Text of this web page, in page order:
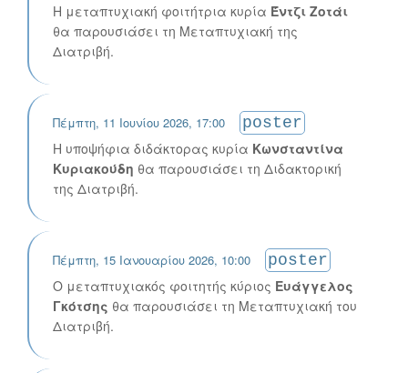
Η μεταπτυχιακή φοιτήτρια κυρία Έντζι Ζοτάι
θα παρουσιάσει τη Μεταπτυχιακή της
Διατριβή.
Πέμπτη, 11 Ιουνίου 2026, 17:00
poster
Η υποψήφια διδάκτορας κυρία Κωνσταντίνα
Κυριακούδη θα παρουσιάσει τη Διδακτορική
της Διατριβή.
Πέμπτη, 15 Ιανουαρίου 2026, 10:00
poster
Ο μεταπτυχιακός φοιτητής κύριος Ευάγγελος
Γκότσης θα παρουσιάσει τη Μεταπτυχιακή του
Διατριβή.